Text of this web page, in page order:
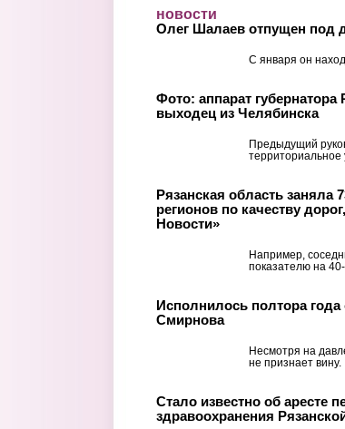
новости
Олег Шалаев отпущен под
С января он
Фото: аппарат губернатора
выходец из Челябинска
Предыдущий
территориальное
Рязанская область заняла
регионов по качеству
Новости»
Например,
показателю на
Исполнилось полтора года
Смирнова
Несмотря на
не признает вину.
Стало известно об аресте
здравоохранения